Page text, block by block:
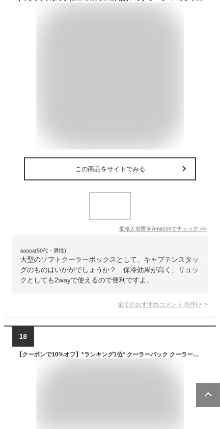
この商品をサイトでみる
価格と在庫をAmazonでチェック >>
aaaaa(50代・男性)
大型のソフトクーラーボックスとして、キャプテンスタッ
グのものはいかがでしょうか？ 保冷効果が高く、リュッ
クとしても2wayで使えるので便利ですよ。
全てのおすすめコメント (6件) >
18
【クーポンで10%オフ】*ランキング1位* クーラーバック クーラーバッグ 大型 20l 保冷バック 保冷バッグ 折りたたみ 可能 保温バック 大容量 クーラーボックス バスケット 断熱 スポーツ アウトドア ピクニック ソフトタイプ od319